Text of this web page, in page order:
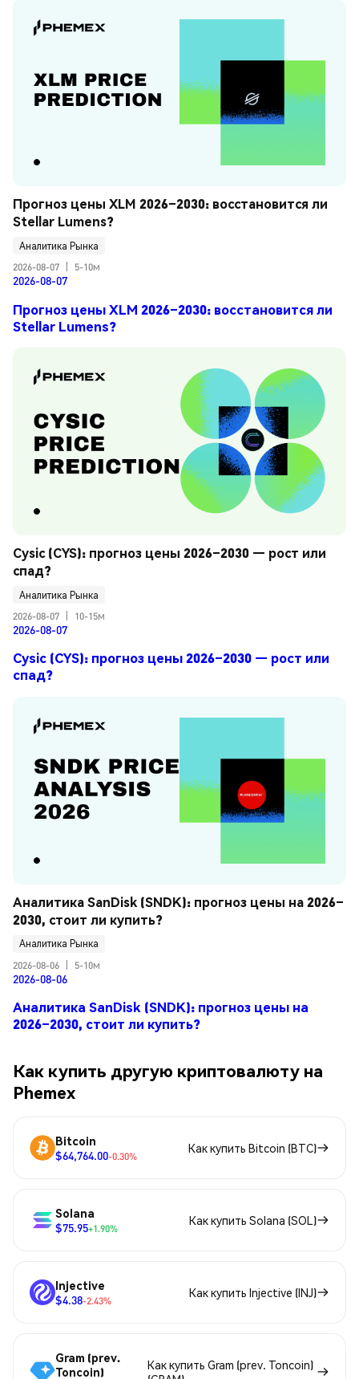
Прогноз цены XLM 2026–2030: восстановится ли
Stellar Lumens?
Аналитика Рынка
2026-08-07
5-10м
2026-08-07
Прогноз цены XLM 2026–2030: восстановится ли
Stellar Lumens?
Cysic (CYS): прогноз цены 2026–2030 — рост или
спад?
Аналитика Рынка
2026-08-07
10-15м
2026-08-07
Cysic (CYS): прогноз цены 2026–2030 — рост или
спад?
Аналитика SanDisk (SNDK): прогноз цены на 2026–
2030, стоит ли купить?
Аналитика Рынка
2026-08-06
5-10м
2026-08-06
Аналитика SanDisk (SNDK): прогноз цены на
2026–2030, стоит ли купить?
Как купить другую криптовалюту на
Phemex
Bitcoin
$64,764.00-0.30%
Как купить Bitcoin (BTC)
Solana
$75.95+1.90%
Как купить Solana (SOL)
Injective
$4.38-2.43%
Как купить Injective (INJ)
Gram (prev.
Toncoin)
Как купить Gram (prev. Toncoin)